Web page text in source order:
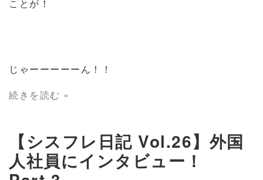
ことが！
じゃーーーーーん！！
続きを読む »
【シスフレ日記 Vol.26】外国
人社員にインタビュー！